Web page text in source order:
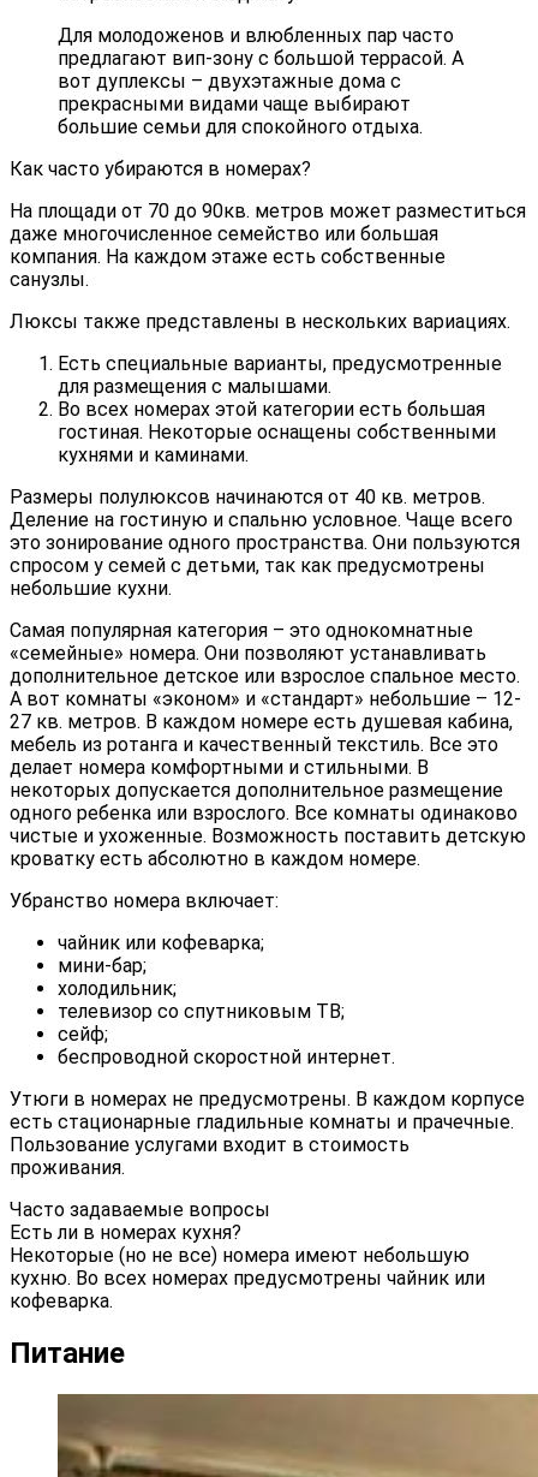
Для молодоженов и влюбленных пар часто
предлагают вип-зону с большой террасой. А
вот дуплексы – двухэтажные дома с
прекрасными видами чаще выбирают
большие семьи для спокойного отдыха.
Как часто убираются в номерах?
На площади от 70 до 90кв. метров может разместиться
даже многочисленное семейство или большая
компания. На каждом этаже есть собственные
санузлы.
Люксы также представлены в нескольких вариациях.
Есть специальные варианты, предусмотренные
для размещения с малышами.
Во всех номерах этой категории есть большая
гостиная. Некоторые оснащены собственными
кухнями и каминами.
Размеры полулюксов начинаются от 40 кв. метров.
Деление на гостиную и спальню условное. Чаще всего
это зонирование одного пространства. Они пользуются
спросом у семей с детьми, так как предусмотрены
небольшие кухни.
Самая популярная категория – это однокомнатные
«семейные» номера. Они позволяют устанавливать
дополнительное детское или взрослое спальное место.
А вот комнаты «эконом» и «стандарт» небольшие – 12-
27 кв. метров. В каждом номере есть душевая кабина,
мебель из ротанга и качественный текстиль. Все это
делает номера комфортными и стильными. В
некоторых допускается дополнительное размещение
одного ребенка или взрослого. Все комнаты одинаково
чистые и ухоженные. Возможность поставить детскую
кроватку есть абсолютно в каждом номере.
Убранство номера включает:
чайник или кофеварка;
мини-бар;
холодильник;
телевизор со спутниковым ТВ;
сейф;
беспроводной скоростной интернет.
Утюги в номерах не предусмотрены. В каждом корпусе
есть стационарные гладильные комнаты и прачечные.
Пользование услугами входит в стоимость
проживания.
Часто задаваемые вопросы
Есть ли в номерах кухня?
Некоторые (но не все) номера имеют небольшую
кухню. Во всех номерах предусмотрены чайник или
кофеварка.
Питание